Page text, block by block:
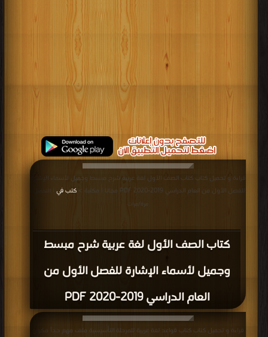
كتاب الصف الأول لغة عربية شرح مبسط
وجميل لأسماء الإشارة للفصل الأول من
العام الدراسي 2019-2020 PDF
قراءة و تحميل كتاب كتاب الصف الأول لغة عربية شرح مبسط وجميل لأسماء الإشارة
للفصل الأول من العام الدراسي 2019-2020 PDF مجانا | مكتبة >
كتب في
مرة/مرات
قراءة و تحميل كتاب كتاب قواعد لغة عربية للمرحلة التأسيسية ملف مهم جداً مكون